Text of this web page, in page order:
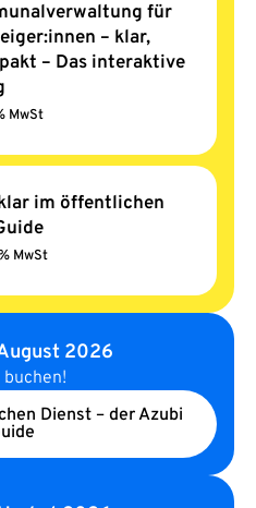
für
– klar,
– Das interaktive
MwSt
im öffentlichen
MwSt
2026
Dienst – der Azubi